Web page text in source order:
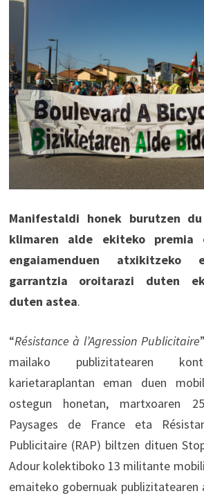
Manifestaldi honek burutzen
klimaren alde ekiteko
engaiamenduen atxikitzeko
garrantzia oroitarazi duten
duten astea.
“Résistance à l’Agression Publicitaire
mailako publizitatearen
karietaraplantan eman duen
ostegun honetan, martxoaren
Paysages de France eta
Publicitaire (RAP) biltzen dituen
Adour kolektiboko 13 militante
emaiteko gobernuak publizitatearen